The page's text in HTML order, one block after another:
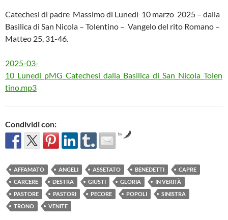
Catechesi di padre Massimo di Lunedì 10 marzo 2025 – dalla
Basilica di San Nicola – Tolentino – Vangelo del rito Romano –
Matteo 25, 31-46.
2025-03-
10_Lunedi_pMG_Catechesi_dalla_Basilica_di_San_Nicola_Tolen
tino.mp3
Condividi con:
by
AFFAMATO ANGELI ASSETATO BENEDETTI
CAPRE
CARCERE
DESTRA GIUSTI GLORIA
IN VERITÀ
PASTORE
PASTORI PECORE POPOLI
SINISTRA
TRONO
VENITE